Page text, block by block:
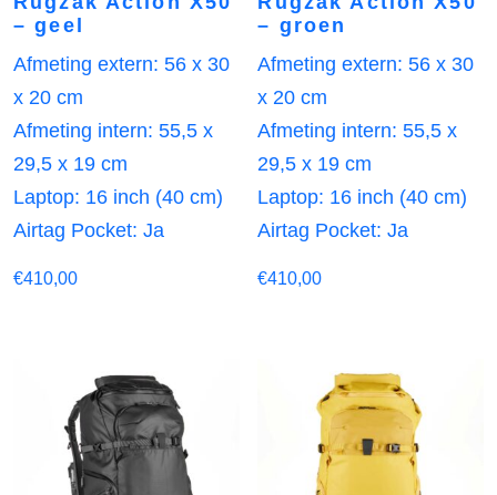
– geel
Afmeting extern: 56 x 30
x 20 cm
Afmeting intern: 55,5 x
29,5 x 19 cm
Laptop: 16 inch (40 cm)
Airtag Pocket: Ja
€410,00
– groen
Afmeting extern: 56 x 30
x 20 cm
Afmeting intern: 55,5 x
29,5 x 19 cm
Laptop: 16 inch (40 cm)
Airtag Pocket: Ja
€410,00